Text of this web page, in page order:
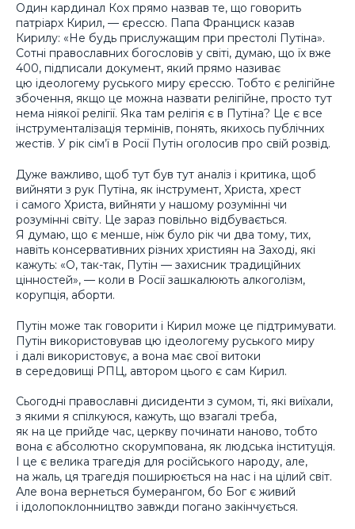
Один кардинал Кох прямо назвав те, що говорить
патріарх Кирил, — єрессю. Папа Франциск казав
Кирилу: «Не будь прислужащим при престолі Путіна».
Сотні православних богословів у світі, думаю, що їх вже
400, підписали документ, який прямо називає
цю ідеологему руського миру єрессю. Тобто є релігійне
збочення, якщо це можна назвати релігійне, просто тут
нема ніякої релігії. Яка там релігія є в Путіна? Це є все
інструменталізація термінів, понять, якихось публічних
жестів. У рік сім’ї в Росії Путін оголосив про свій розвід.
Дуже важливо, щоб тут був тут аналіз і критика, щоб
вийняти з рук Путіна, як інструмент, Христа, хрест
і самого Христа, вийняти у нашому розумінні чи
розумінні світу. Це зараз повільно відбувається.
Я думаю, що є менше, ніж було рік чи два тому, тих,
навіть консервативних різних християн на Заході, які
кажуть: «О, так-так, Путін — захисник традиційних
цінностей», — коли в Росії зашкалюють алкоголізм,
корупція, аборти.
Путін може так говорити і Кирил може це підтримувати.
Путін використовував цю ідеологему руського миру
і далі використовує, а вона має свої витоки
в середовищі РПЦ, автором цього є сам Кирил.
Сьогодні православні дисиденти з сумом, ті, які виїхали,
з якими я спілкуюся, кажуть, що взагалі треба,
як на це прийде час, церкву починати наново, тобто
вона є абсолютно скорумпована, як людська інституція.
І це є велика трагедія для російського народу, але,
на жаль, ця трагедія поширюється на нас і на цілий світ.
Але вона вернеться бумерангом, бо Бог є живий
і ідолопоклонництво завжди погано закінчується.